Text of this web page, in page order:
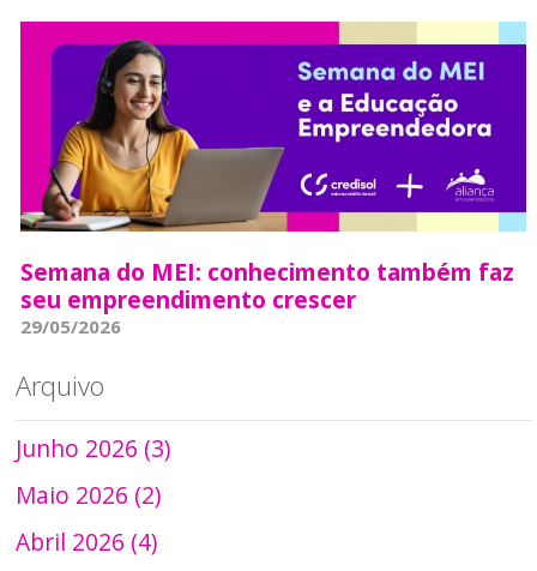
Semana do MEI: conhecimento também faz
seu empreendimento crescer
29/05/2026
Arquivo
Junho 2026 (3)
Maio 2026 (2)
Abril 2026 (4)